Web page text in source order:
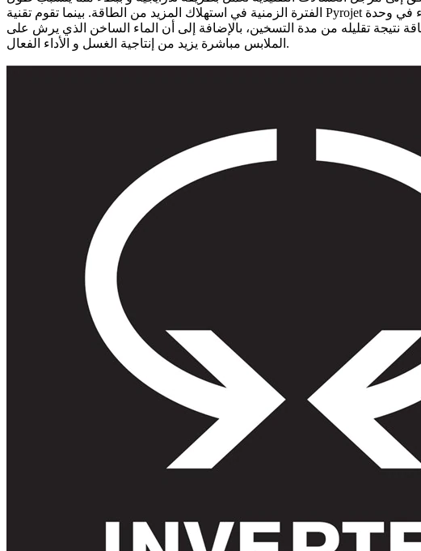
الفترة الزمنية في استهلاك المزيد من الطاقة. بينما تقوم تقنية Pyrojet بتسخين الماء في وحدة Pyrojet® الموجودة أسفلها ثم ترش الماء الساخن على الملابس من خلال نظام الرش. و تلعب هذه الطريقة دوراً
نتيجة تقليله من مدة التسخين، بالإضافة إلى أن الماء الساخن الذي يرش على
الملابس مباشرة يزيد من إنتاجية الغسل و الأداء الفعال.